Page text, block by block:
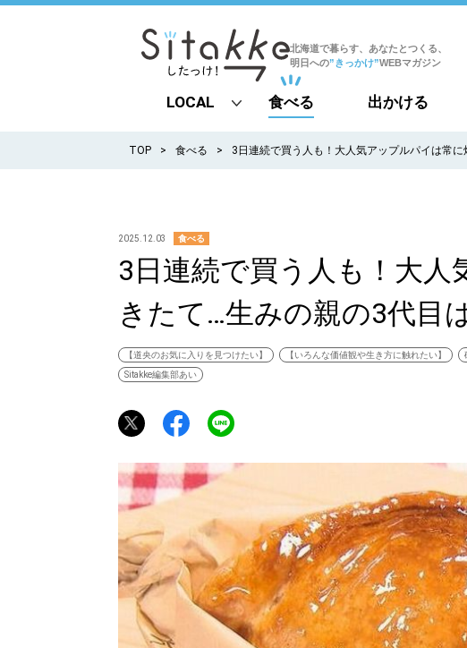
北海道で暮らす、あなたとつくる、
明日への”きっかけ”WEBマガジン
LOCAL
all
道北
道南
道東
道央
食べる 出かける
TOP 食べる 3日連続で買う人も！大人気アップルパイは常
2025.12.03 食べる
3日連続で買う人も！大
きたて…生みの親の3代目
【道央のお気に入りを見つけたい】 【いろんな価値観や生き方に触れたい】
Sitakke編集部あい